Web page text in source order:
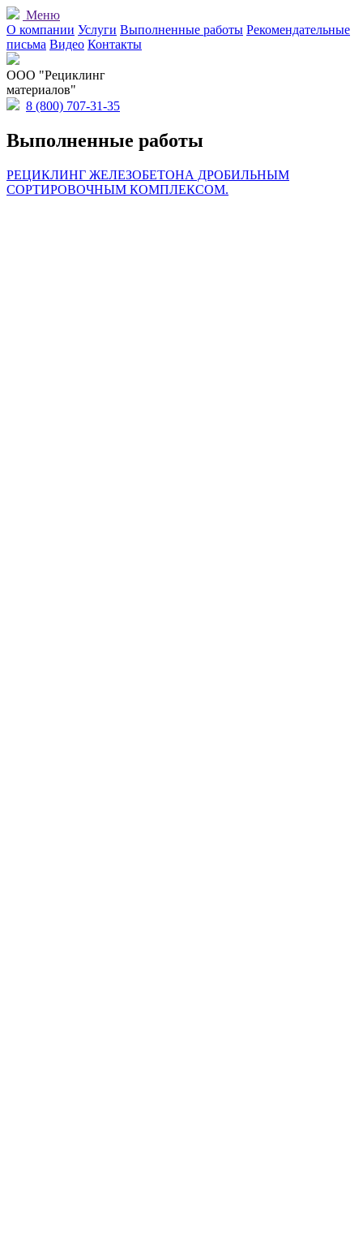
Меню
О компании Услуги Выполненные работы Рекомендательные
письма Видео Контакты
OOO "Рециклинг
материалов"
8 (800) 707-31-35
Выполненные работы
РЕЦИКЛИНГ ЖЕЛЕЗОБЕТОНА ДРОБИЛЬНЫМ
СОРТИРОВОЧНЫМ КОМПЛЕКСОМ.